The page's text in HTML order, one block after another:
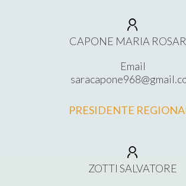
CAPONE MARIA
Email
PRESIDENTE
ZOTTI SALVATORE